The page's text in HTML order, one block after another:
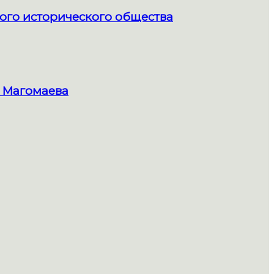
исторического общества